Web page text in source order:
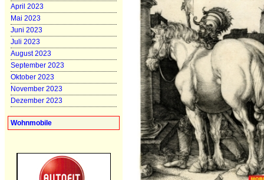
April 2023
Mai 2023
Juni 2023
Juli 2023
August 2023
September 2023
Oktober 2023
November 2023
Dezember 2023
Wohnmobile